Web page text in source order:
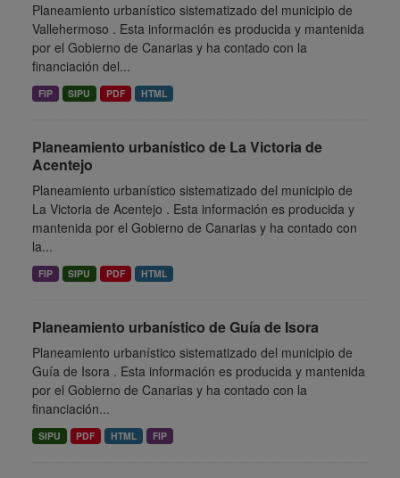
Planeamiento urbanístico sistematizado del municipio de
Vallehermoso . Esta información es producida y mantenida
por el Gobierno de Canarias y ha contado con la
financiación del...
FIP SIPU PDF HTML
Planeamiento urbanístico de La Victoria de
Acentejo
Planeamiento urbanístico sistematizado del municipio de
La Victoria de Acentejo . Esta información es producida y
mantenida por el Gobierno de Canarias y ha contado con
la...
FIP SIPU PDF HTML
Planeamiento urbanístico de Guía de Isora
Planeamiento urbanístico sistematizado del municipio de
Guía de Isora . Esta información es producida y mantenida
por el Gobierno de Canarias y ha contado con la
financiación...
SIPU PDF HTML FIP